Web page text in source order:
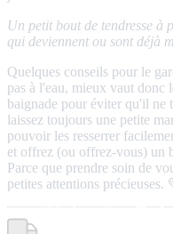
Un petit bout de tendresse à
qui deviennent ou sont déjà
Quelques conseils pour le
pas à l'eau, mieux vaut donc
baignade pour éviter qu'il ne
laissez toujours une petite
pouvoir les resserrer
et offrez (ou offrez-vous) un
Parce que prendre soin de
petites attentions précieuses.